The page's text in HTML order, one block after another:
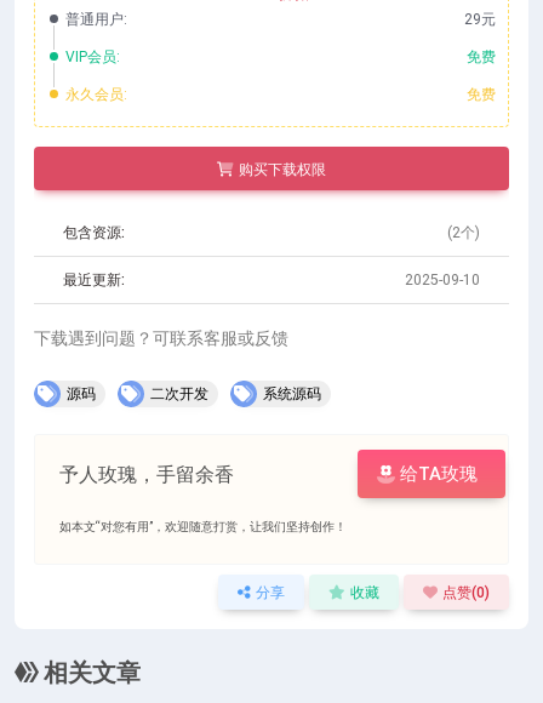
普通用户:
29元
VIP会员: 免费
永久会员: 免费
购买下载权限
包含资源: (2个)
最近更新: 2025-09-10
下载遇到问题？可联系客服或反馈
源码 二次开发 系统源码
予人玫瑰，手留余香 给TA玫瑰
如本文“对您有用”，欢迎随意打赏，让我们坚持创作！
分享 收藏 点赞(0)
相关文章